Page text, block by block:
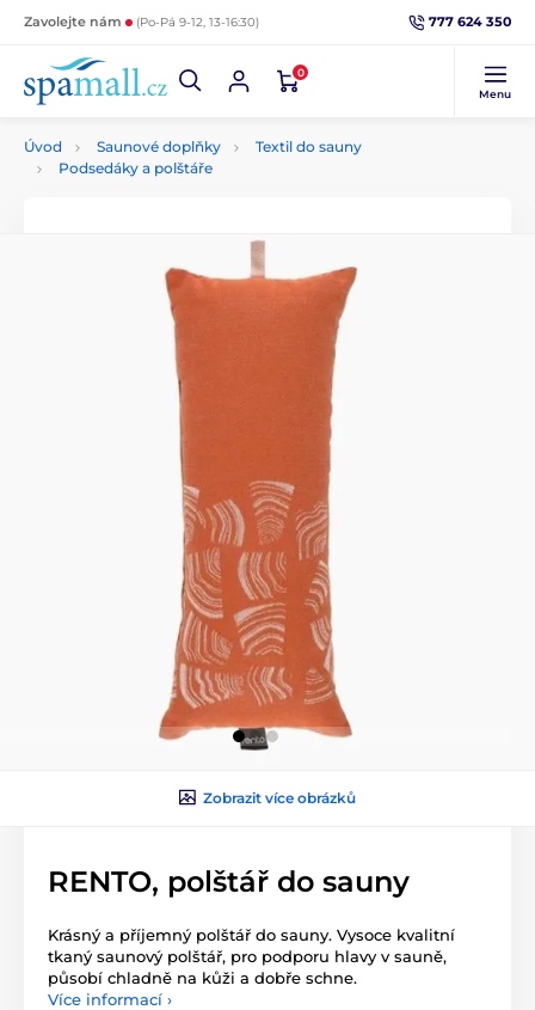
Zavolejte nám (Po-Pá 9-12, 13-16:30) 777 624 350
0
Menu
Úvod Saunové doplňky
Textil do sauny
Podsedáky a polštáře
Zobrazit více obrázků
RENTO, polštář do sauny
Krásný a příjemný polštář do sauny. Vysoce kvalitní
tkaný saunový polštář, pro podporu hlavy v sauně,
působí chladně na kůži a dobře schne.
Více informací ›